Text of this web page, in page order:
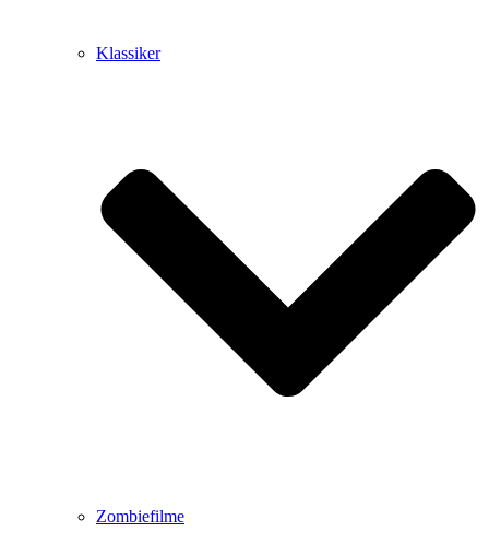
Klassiker
Zombiefilme